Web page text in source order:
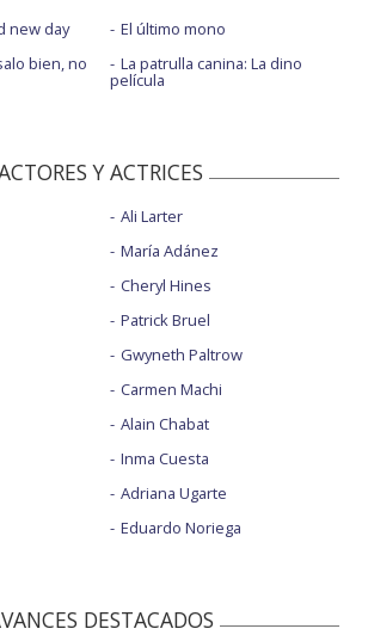
new day
bien, no
El último mono
La patrulla canina: La dino
película
Y ACTRICES
Ali Larter
María Adánez
Cheryl Hines
Patrick Bruel
Gwyneth Paltrow
Carmen Machi
Alain Chabat
Inma Cuesta
Adriana Ugarte
Eduardo Noriega
DESTACADOS